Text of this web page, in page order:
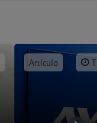
Artículo